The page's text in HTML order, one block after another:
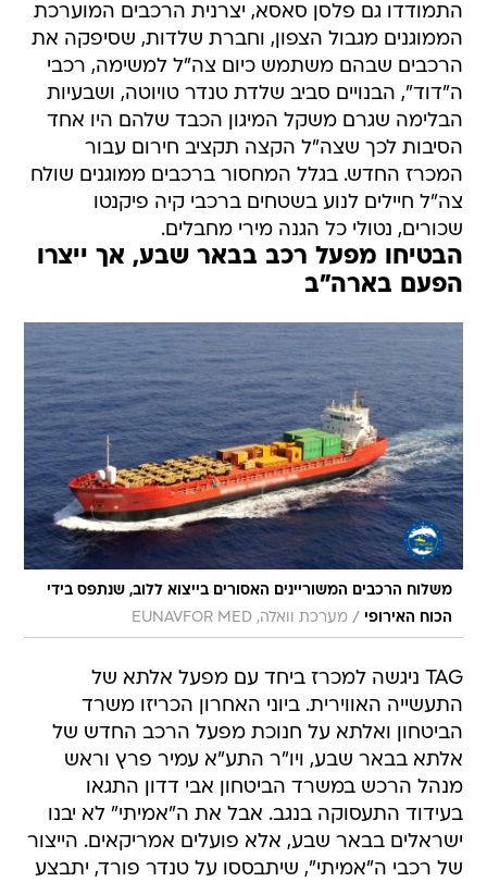
התמודדו גם פלסן סאסא, יצרנית הרכבים המוערכת
הממוגנים מגבול הצפון, וחברת שלדות, שסיפקה את
הרכבים שבהם משתמש כיום צה"ל למשימה, רכבי
ה"דוד", הבנויים סביב שלדת טנדר טויוטה, ושבעיות
הבלימה שגרם משקל המיגון הכבד שלהם היו אחד
הסיבות לכך שצה"ל הקצה תקציב חירום עבור
המכרז החדש. בגלל המחסור ברכבים ממוגנים שולח
צה"ל חיילים לנוע בשטחים ברכבי קיה פיקנטו
שכורים, נטולי כל הגנה מירי מחבלים.
הבטיחו מפעל רכב בבאר שבע, אך ייצרו
הפעם בארה"ב
משלוח הרכבים המשוריינים האסורים בייצוא ללוב, שנתפס בידי
הכוח האירופי / מערכת וואלה, EUNAVFOR MED
TAG ניגשה למכרז ביחד עם מפעל אלתא של
התעשייה האווירית. ביוני האחרון הכריזו משרד
הביטחון ואלתא על חנוכת מפעל הרכב החדש של
אלתא בבאר שבע, ויו"ר התע"א עמיר פרץ וראש
מנהל הרכש במשרד הביטחון אבי דדון התגאו
בעידוד התעסוקה בנגב. אבל את ה"אמיתי" לא יבנו
ישראלים בבאר שבע, אלא פועלים אמריקאים. הייצור
של רכבי ה"אמיתי", שיתבססו על טנדר פורד, יתבצע